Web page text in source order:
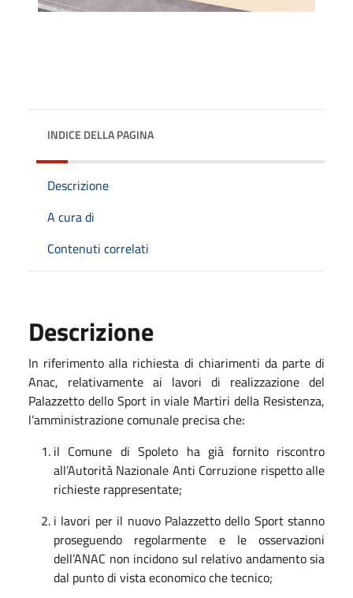
INDICE DELLA PAGINA
Descrizione
A cura di
Contenuti correlati
Descrizione
In riferimento alla richiesta di chiarimenti da parte di
Anac, relativamente ai lavori di realizzazione del
Palazzetto dello Sport in viale Martiri della Resistenza,
l’amministrazione comunale precisa che:
il Comune di Spoleto ha già fornito riscontro
all’Autorità Nazionale Anti Corruzione rispetto alle
richieste rappresentate;
i lavori per il nuovo Palazzetto dello Sport stanno
proseguendo regolarmente e le osservazioni
dell’ANAC non incidono sul relativo andamento sia
dal punto di vista economico che tecnico;